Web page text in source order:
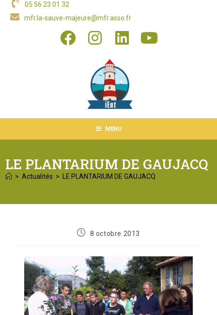
05 56 23 01 32
mfr.la-sauve-majeure@mfr.asso.fr
MENU
LE PLANTARIUM DE GAUJACQ
> Actualités > LE PLANTARIUM DE GAUJACQ
8 octobre 2013